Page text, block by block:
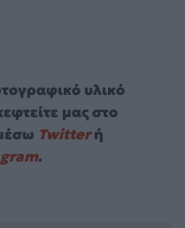
υλικό
μας στο
Twitterή
.